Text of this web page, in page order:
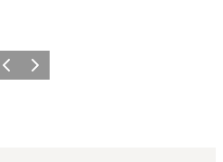
ForrigeNæste